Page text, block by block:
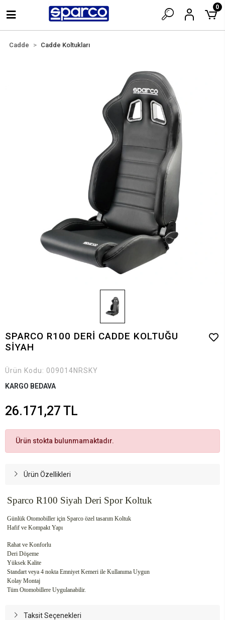
0
Cadde Cadde Koltukları
SPARCO R100 DERİ CADDE KOLTUĞU
SİYAH
Ürün Kodu: 009014NRSKY
KARGO BEDAVA
26.171,27 TL
Ürün stokta bulunmamaktadır.
Ürün Özellikleri
Sparco R100 Siyah Deri Spor Koltuk
Günlük Otomobiller için Sparco özel tasarım Koltuk
Hafif ve Kompakt Yapı
Rahat ve Konforlu
Deri Döşeme
Yüksek Kalite
Standart veya 4 nokta Emniyet Kemeri ile Kullanıma Uygun
Kolay Montaj
Tüm Otomobillere Uygulanabilir.
Taksit Seçenekleri